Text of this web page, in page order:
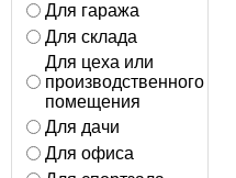
Для гаража
Для склада
Для цеха или
производственного
помещения
Для дачи
Для офиса